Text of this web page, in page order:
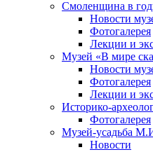
Смоленщина в
Новости
Фотогалерея
Лекции и
Музей «В мире
Новости
Фотогалерея
Лекции и
Историко-
Фотогалерея
Музей-усадьба
Новости